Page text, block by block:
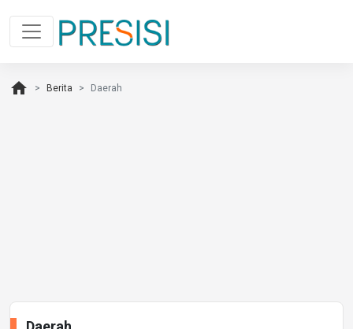
home Berita Daerah